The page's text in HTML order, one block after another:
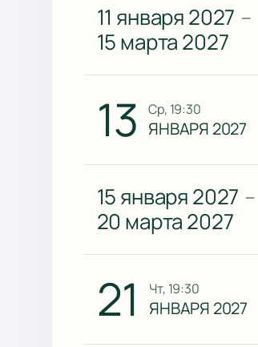
11 января 2027 —
15 марта 2027
13 ср, 19:30
ЯНВАРЯ 2027
15 января 2027 —
20 марта 2027
21 чт, 19:30
ЯНВАРЯ 2027